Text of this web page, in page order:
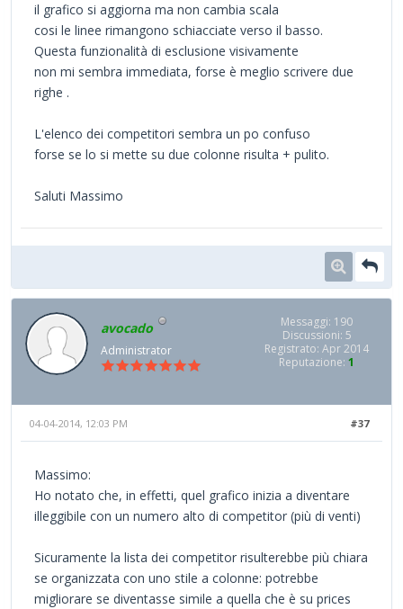
il grafico si aggiorna ma non cambia scala
cosi le linee rimangono schiacciate verso il basso.
Questa funzionalità di esclusione visivamente
non mi sembra immediata, forse è meglio scrivere due
righe .
L'elenco dei competitori sembra un po confuso
forse se lo si mette su due colonne risulta + pulito.
Saluti Massimo
avocado
Administrator
Messaggi: 190
Discussioni: 5
Registrato: Apr 2014
Reputazione: 1
#37
04-04-2014, 12:03 PM
Massimo:
Ho notato che, in effetti, quel grafico inizia a diventare
illeggibile con un numero alto di competitor (più di venti)
Sicuramente la lista dei competitor risulterebbe più chiara
se organizzata con uno stile a colonne: potrebbe
migliorare se diventasse simile a quella che è su prices